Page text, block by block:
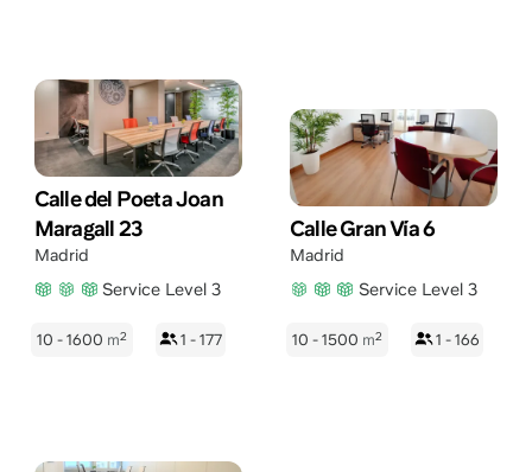
Calle del Poeta Joan
Maragall 23
Madrid
Service Level 3
10 - 1600 m2 1 - 177
Calle Gran Vía 6
Madrid
Service Level 3
10 - 1500 m2 1 - 166